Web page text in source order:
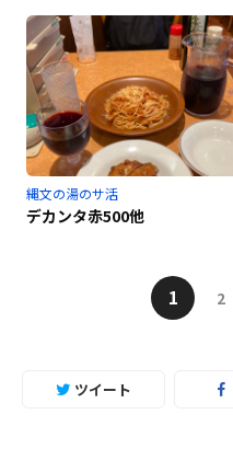
縄文の湯のサ活
デカンタ赤500他
1 2
ツイート